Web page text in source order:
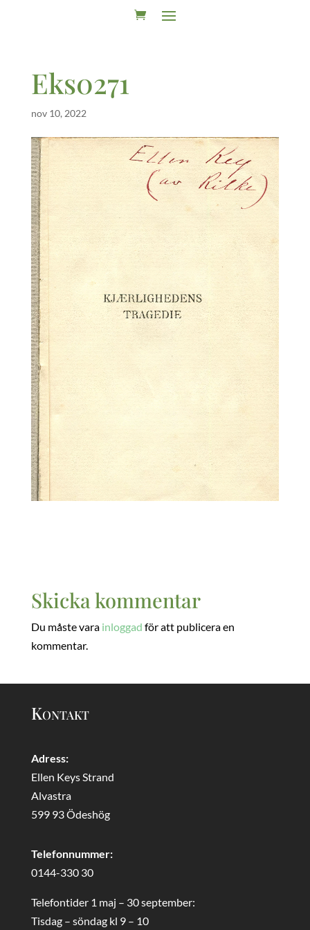
Eks0271
nov 10, 2022
Skicka kommentar
Du måste vara inloggad för att publicera en
kommentar.
Kontakt
Adress:
Ellen Keys Strand
Alvastra
599 93 Ödeshög
Telefonnummer:
0144-330 30
Telefontider 1 maj – 30 september:
Tisdag – söndag kl 9 – 10